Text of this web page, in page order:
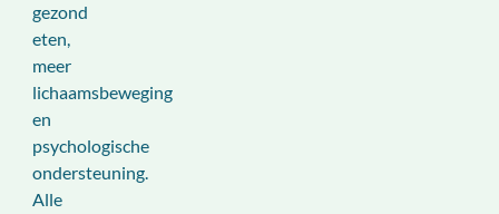
gezond
eten,
meer
lichaamsbeweging
en
psychologische
ondersteuning.
Alle